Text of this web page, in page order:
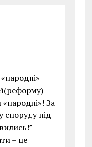
«народні»! За
споруду під
– це